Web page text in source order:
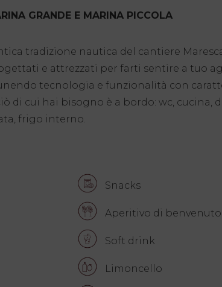
GRANDE E MARINA PICCOLA
tradizione nautica del cantiere
e attrezzati per farti sentire a tuo
tecnologia e funzionalità con
di cui hai bisogno è a bordo: wc, cucina,
frigo interno.
Snacks
Aperitivo di benvenuto
Soft drink
Limoncello